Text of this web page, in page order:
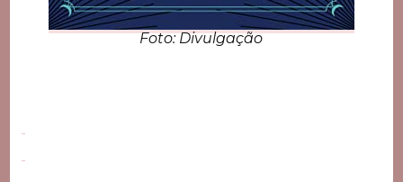
Foto: Divulgação